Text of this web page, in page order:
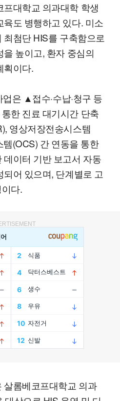
대학교 의과대학 학생
도 병행하고 있다. 미소
첨단 HIS를 구축함으로
높이고, 환자 중심의
획이다.
은 ▲접수·수납·청구 등
한 진료 대기시간 단축
영상저장전송시스템
템(OCS) 간 연동을 통한
이터 기반 보고서 자동
어 있으며, 단계별로 고
다.
살롬베코프대학교 의과